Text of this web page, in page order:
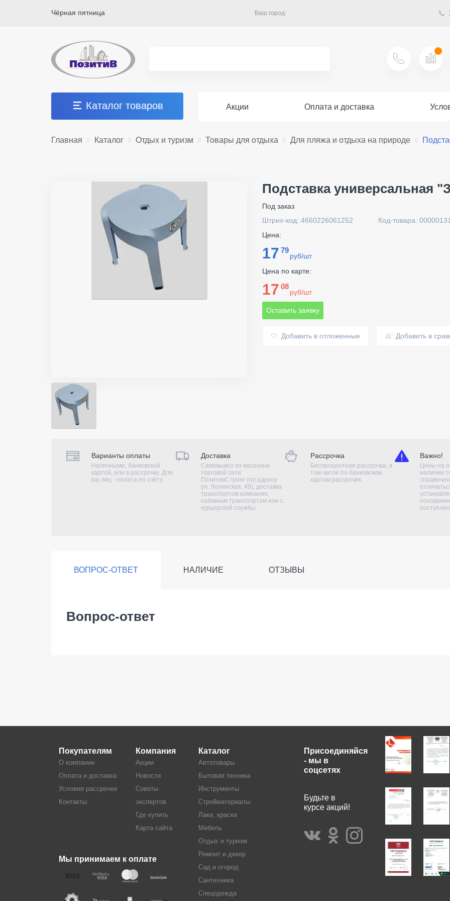
Чёрная пятница Ваш город:
Каталог товаров Акции Оплата и доставка
Главная Каталог Отдых и туризм Товары для отдыха Для пляжа и отдыха на природе
Подставка универсальная
Под заказ
Штрих-код: 4660226061252
Код-товара:
Цена:
17 79
руб/шт
Цена по карте:
17 08
руб/шт
Оставить заявку
Добавить в отложенные Добавить в
Варианты оплаты
Наличными, банковской
картой, или в рассрочку. Для
юр.лиц - оплата по счёту.
Доставка
Самовывоз из магазина
торговой сети
ПозитивСтронг (по адресу
ул. Ленинская, 49), доставка
транспортом компании,
наёмным транспортом или с
курьерской службы.
Рассрочка
Беспроцентная рассрочка, в
том числе по банковским
картам рассрочек.
Важно!
Цены на
наличии
ВОПРОС-ОТВЕТ НАЛИЧИЕ ОТЗЫВЫ
Вопрос-ответ
Покупателям
О компании
Оплата и доставка
Условия рассрочки
Контакты
Компания
Акции
Новости
Советы
экспертов
Где купить
Карта сайта
Мы принимаем к оплате
Каталог
Автотовары
Бытовая техника
Инструменты
Стройматериалы
Лаки, краски
Мебель
Отдых и туризм
Ремонт и декор
Сад и огород
Сантехника
Спецодежда
Присоединяйся
- мы в
соцсетях
Будьте в
курсе акций!